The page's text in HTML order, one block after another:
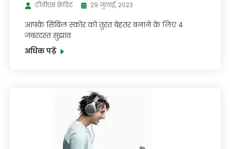
टीवीएस क्रेडिट 29 जुलाई, 2023
आपके सिबिल स्कोर को तुरंत बेहतर बनाने के लिए 4
जबरदस्त सुझाव
अधिक पढ़ें